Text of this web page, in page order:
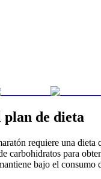
plan de dieta
requiere una
carbohidratos para
bajo el